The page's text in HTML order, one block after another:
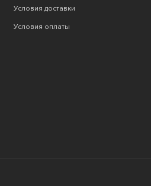
Условия доставки
Условия оплаты